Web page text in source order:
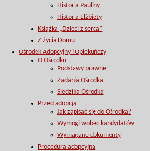
Historia Pauliny
Historia Elżbiety
Książka „Dzieci z serca”
Z życia Domu
Ośrodek Adopcyjny i Opiekuńczy
O Ośrodku
Podstawy prawne
Zadania Ośrodka
Siedziba Ośrodka
Przed adopcją
Jak zapisać się do Ośrodka?
Wymogi wobec kandydatów
Wymagane dokumenty
Procedura adopcyjna